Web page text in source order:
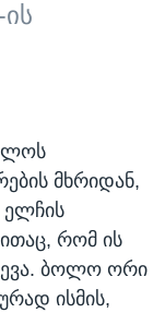
მხრიდან,
ელჩის
რომ ის
ბოლო ორი
ისმის,